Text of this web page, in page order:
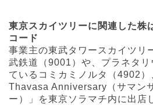
東京スカイツリーに関連した
コード
事業主の東武タワースカイツリ
武鉄道（9001）や、プラネタリ
ているコミカミノルタ（4902
Thavasa Anniversary（サマン
ー）」を東京ソラマチ内に出店